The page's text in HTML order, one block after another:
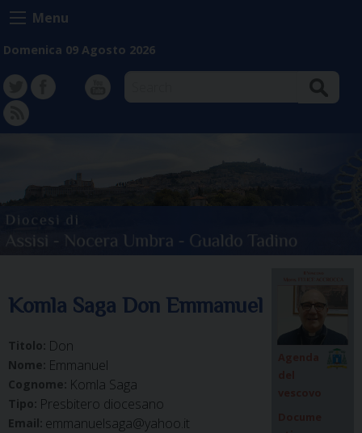
Skip
to
content
Menu
Domenica 09 Agosto 2026
TW FB Instagram
YT
FD
Komla Saga Don Emmanuel
Titolo: Don
Nome: Emmanuel
Cognome: Komla Saga
Tipo: Presbitero diocesano
Email: emmanuelsaga@yahoo.it